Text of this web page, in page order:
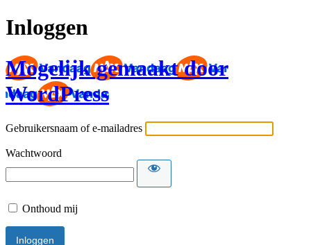
Inloggen
Mogelijk gemaakt door
WordPress
Gebruikersnaam of e-mailadres
Wachtwoord
Onthoud mij